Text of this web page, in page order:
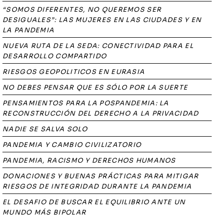
“SOMOS DIFERENTES, NO QUEREMOS SER
DESIGUALES”: LAS MUJERES EN LAS CIUDADES Y EN
LA PANDEMIA
NUEVA RUTA DE LA SEDA: CONECTIVIDAD PARA EL
DESARROLLO COMPARTIDO
RIESGOS GEOPOLITICOS EN EURASIA
NO DEBES PENSAR QUE ES SÓLO POR LA SUERTE
PENSAMIENTOS PARA LA POSPANDEMIA: LA
RECONSTRUCCIÓN DEL DERECHO A LA PRIVACIDAD
NADIE SE SALVA SOLO
PANDEMIA Y CAMBIO CIVILIZATORIO
PANDEMIA, RACISMO Y DERECHOS HUMANOS
DONACIONES Y BUENAS PRÁCTICAS PARA MITIGAR
RIESGOS DE INTEGRIDAD DURANTE LA PANDEMIA
EL DESAFIO DE BUSCAR EL EQUILIBRIO ANTE UN
MUNDO MÁS BIPOLAR